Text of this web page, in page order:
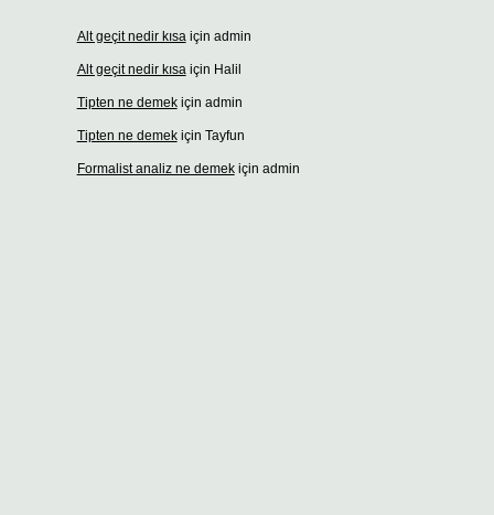
Alt geçit nedir kısaiçin admin
Alt geçit nedir kısaiçin Halil
Tipten ne demekiçin admin
Tipten ne demekiçin Tayfun
Formalist analiz ne demekiçin admin